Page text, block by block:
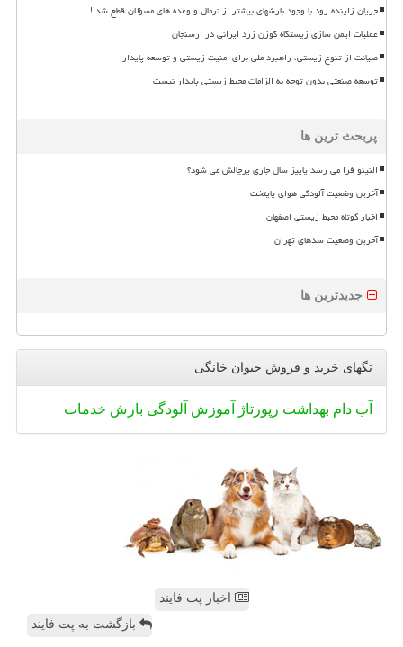
جریان زاینده رود با وجود بارشهای بیشتر از نرمال و وعده های مسؤلان قطع شد!!
عملیات ایمن سازی زیستگاه گوزن زرد ایرانی در ارسنجان
صیانت از تنوع زیستی، راهبرد ملی برای امنیت زیستی و توسعه پایدار
توسعه صنعتی بدون توجه به الزامات محیط زیستی پایدار نیست
پربحث ترین ها
النینو فرا می رسد پاییز سال جاری پرچالش می شود؟
آخرین وضعیت آلودگی هوای پایتخت
اخبار کوتاه محیط زیستی اصفهان
آخرین وضعیت سدهای تهران
جدیدترین ها
تگهای خرید و فروش حیوان خانگی
آب دام بهداشت رپورتاژ آموزش آلودگی بارش خدمات
اخبار پت فایند
بازگشت به پت فایند